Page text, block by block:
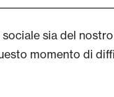
sia del
momento di